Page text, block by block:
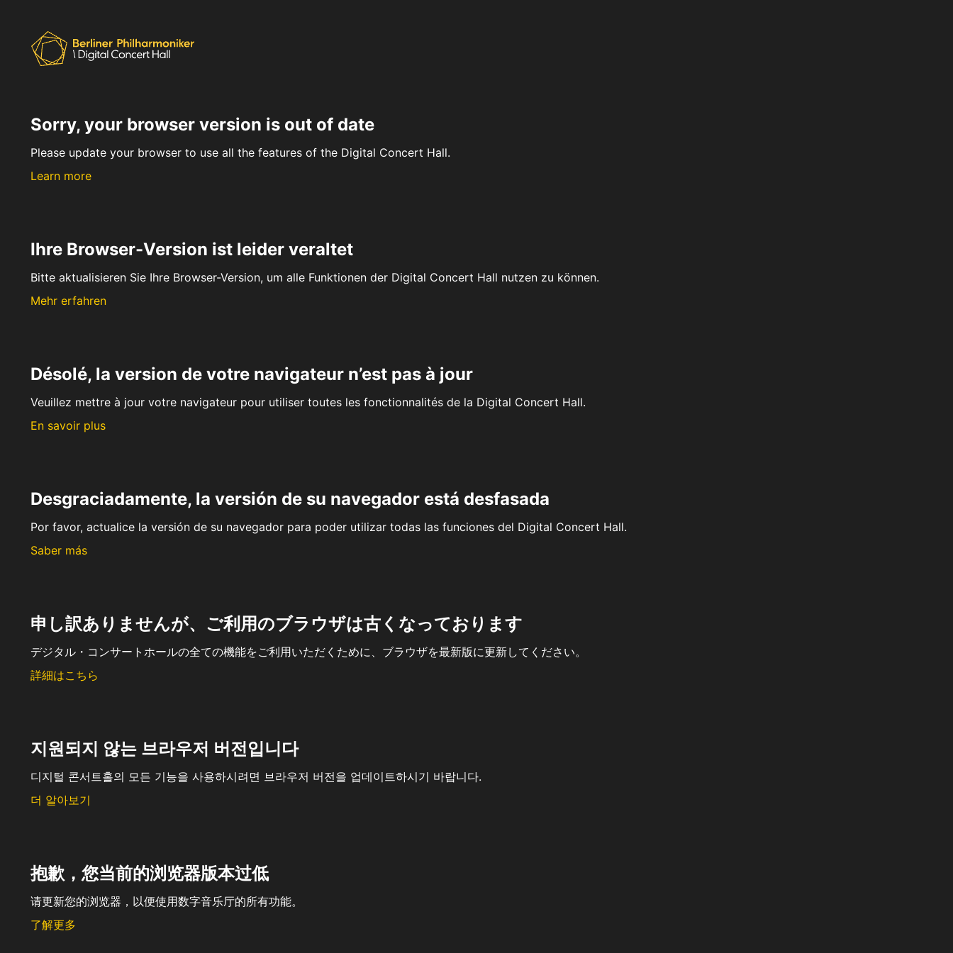
Sorry, your browser version is out of date
Please update your browser to use all the features of the Digital Concert Hall.
Learn more
Ihre Browser-Version ist leider veraltet
Bitte aktualisieren Sie Ihre Browser-Version, um alle Funktionen der Digital Concert Hall nutzen zu können.
Mehr erfahren
Désolé, la version de votre navigateur n’est pas à jour
Veuillez mettre à jour votre navigateur pour utiliser toutes les fonctionnalités de la Digital Concert Hall.
En savoir plus
Desgraciadamente, la versión de su navegador está desfasada
Por favor, actualice la versión de su navegador para poder utilizar todas las funciones del Digital Concert Hall.
Saber más
申し訳ありませんが、ご利用のブラウザは古くなっております
デジタル・コンサートホールの全ての機能をご利用いただくために、ブラウザを最新版に更新してください。
詳細はこちら
지원되지 않는 브라우저 버전입니다
디지털 콘서트홀의 모든 기능을 사용하시려면 브라우저 버전을 업데이트하시기 바랍니다.
더 알아보기
抱歉，您当前的浏览器版本过低
请更新您的浏览器，以便使用数字音乐厅的所有功能。
了解更多